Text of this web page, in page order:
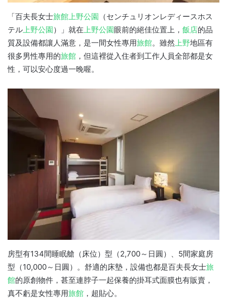
「百夫長女士旅館上野公園 （センチュリオンレディースホス
テル上野公園）」就在上野公園眼前的絕佳位置上， 飯店的品
質及設備都讓人滿意，是一間女性專用旅館。雖然上野地區有
很多男性專用的旅館 ，但這裡從入住者到工作人員全部都是女
性，可以安心度過一晚喔。
房型有134間睡眠艙（床位）型（2,700～日圓）、5間家庭房
型（10,000～日圓）。舒適的床墊，設備也都是百夫長女士旅
館的原創物件，甚至連脖子一起保養的掛耳式面膜也有販賣，
真不虧是女性專用旅館 ，超貼心。